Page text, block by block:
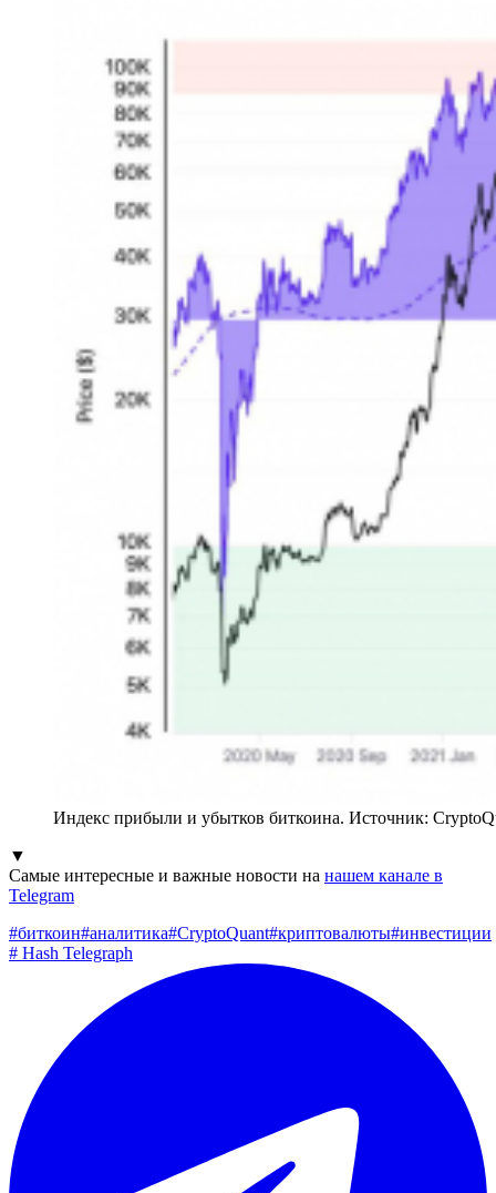
Индекс прибыли и убытков биткоина. Источник:
▼
Самые интересные и важные новости на нашем канале в
Telegram
#биткоин#аналитика#CryptoQuant#криптовалюты#инвестиции
# Hash Telegraph